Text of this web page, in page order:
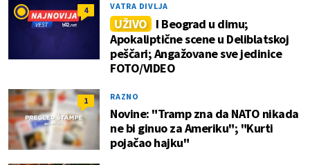
4 VATRA DIVLJA
UŽIVO I Beograd u dimu;
Apokaliptične scene u Deliblatskoj
peščari; Angažovane sve jedinice
FOTO/VIDEO
1 RAZNO
Novine: "Tramp zna da NATO nikada
ne bi ginuo za Ameriku"; "Kurti
pojačao hajku"